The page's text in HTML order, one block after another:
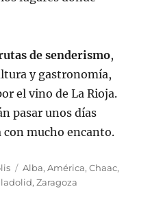
de senderismo,
y gastronomía,
el vino de La Rioja.
pasar unos días
mucho encanto.
Etiquetas
Alba,América,Chaac,
,Zaragoza